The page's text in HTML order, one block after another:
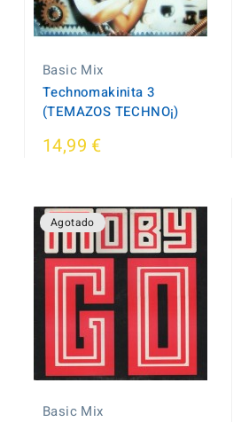
Basic Mix
Technomakinita 3
(TEMAZOS TECHNO¡)
14,99 €
Agotado
Basic Mix